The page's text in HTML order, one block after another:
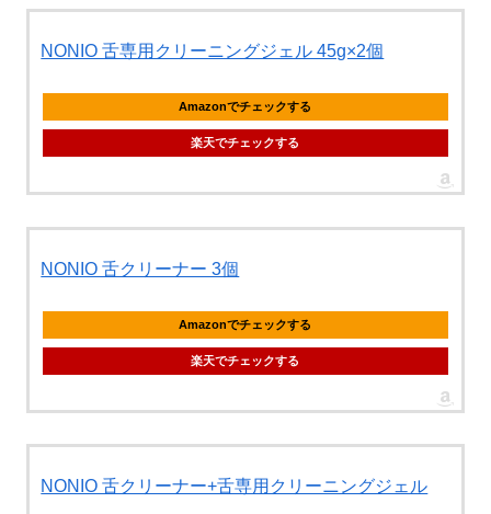
NONIO 舌専用クリーニングジェル 45g×2個
Amazonでチェックする
楽天でチェックする
NONIO 舌クリーナー 3個
Amazonでチェックする
楽天でチェックする
NONIO 舌クリーナー+舌専用クリーニングジェル